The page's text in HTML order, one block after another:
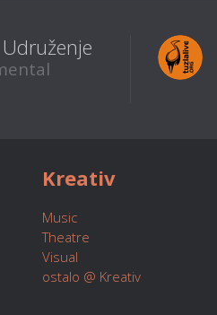
Kreativ
Music
Theatre
Visual
ostalo @ Kreativ